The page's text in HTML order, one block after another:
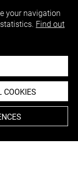
your navigation
Find out
COOKIES